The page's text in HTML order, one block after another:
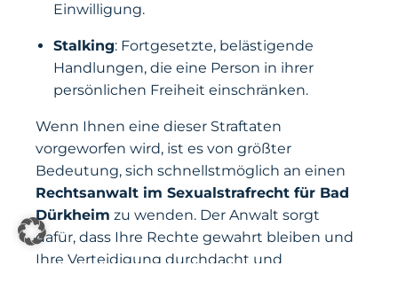
Einwilligung.
Stalking: Fortgesetzte, belästigende
Handlungen, die eine Person in ihrer
persönlichen Freiheit einschränken.
Wenn Ihnen eine dieser Straftaten
vorgeworfen wird, ist es von größter
Bedeutung, sich schnellstmöglich an einen
Rechtsanwalt im Sexualstrafrecht für Bad
Dürkheim zu wenden. Der Anwalt sorgt
dafür, dass Ihre Rechte gewahrt bleiben und
Ihre Verteidigung durchdacht und